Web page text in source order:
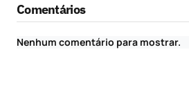
Comentários
Nenhum comentário para mostrar.